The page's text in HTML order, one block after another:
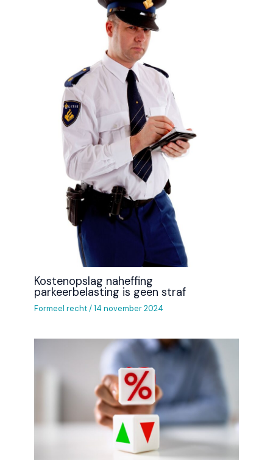
Kostenopslag naheffing
parkeerbelasting is geen straf
Formeel recht/14 november 2024